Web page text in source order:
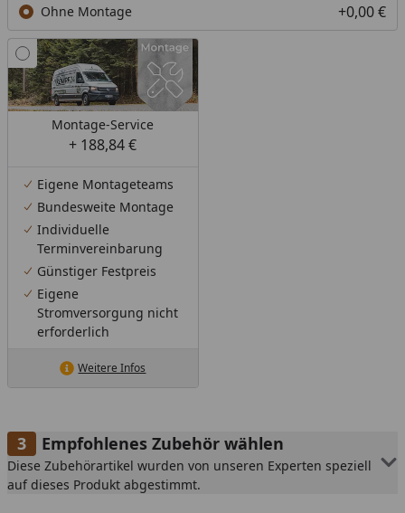
Ohne Montage +0,00 €
Montage-Service
+ 188,84 €
Eigene Montageteams
Bundesweite Montage
Individuelle
Terminvereinbarung
Günstiger Festpreis
Eigene
Stromversorgung nicht
erforderlich
Weitere Infos
Empfohlenes Zubehör wählen
Diese Zubehörartikel wurden von unseren Experten speziell
auf dieses Produkt abgestimmt.